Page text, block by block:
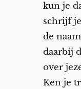
kun je
schrijf
de
daarbij
over
Ken je